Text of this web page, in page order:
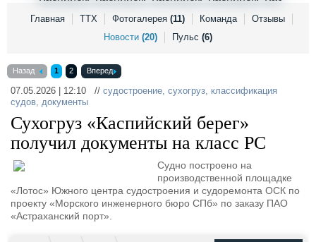
Личности
Форум
Отзывы
Главная ТТХ Фотогалерея (11) Команда
Отзывы
Новости (20) Пульс (6)
Назад 1 2 Вперед
07.05.2026 | 12:10 // судостроение, сухогруз, классификация
судов, документы
Сухогруз «Каспийский берег»
получил документы на класс РС
Судно построено на
производственной площадке
«Лотос» Южного центра судостроения и судоремонта ОСК по
проекту «Морского инженерного бюро СПб» по заказу ПАО
«Астраханский порт».